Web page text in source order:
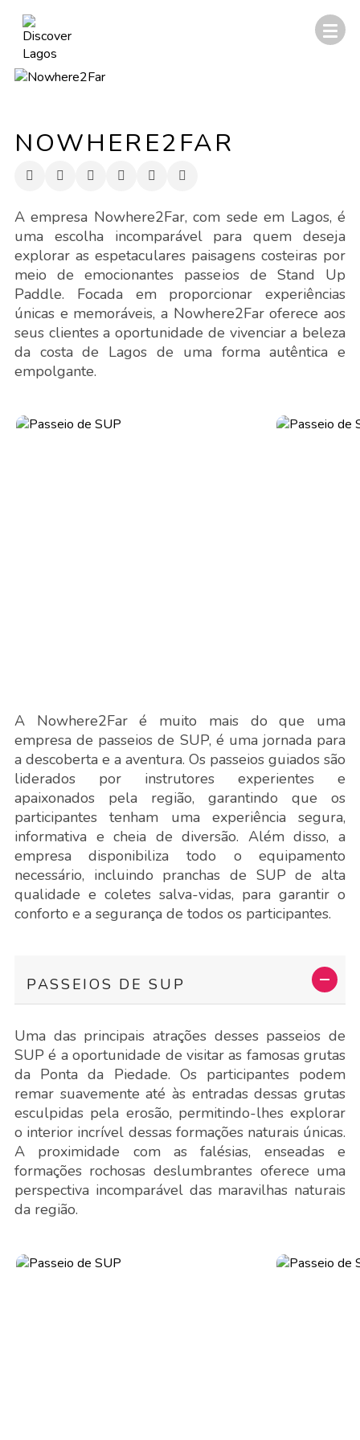
NOWHERE2FAR
A empresa Nowhere2Far, com sede em Lagos, é
uma escolha incomparável para quem deseja
explorar as espetaculares paisagens costeiras por
meio de emocionantes passeios de Stand Up
Paddle. Focada em proporcionar experiências
únicas e memoráveis, a Nowhere2Far oferece aos
seus clientes a oportunidade de vivenciar a beleza
da costa de Lagos de uma forma autêntica e
empolgante.
A Nowhere2Far é muito mais do que uma
empresa de passeios de SUP, é uma jornada para
a descoberta e a aventura. Os passeios guiados são
liderados por instrutores experientes e
apaixonados pela região, garantindo que os
participantes tenham uma experiência segura,
informativa e cheia de diversão. Além disso, a
empresa disponibiliza todo o equipamento
necessário, incluindo pranchas de SUP de alta
qualidade e coletes salva-vidas, para garantir o
conforto e a segurança de todos os participantes.
PASSEIOS DE SUP
Uma das principais atrações desses passeios de
SUP é a oportunidade de visitar as famosas grutas
da Ponta da Piedade. Os participantes podem
remar suavemente até às entradas dessas grutas
esculpidas pela erosão, permitindo-lhes explorar
o interior incrível dessas formações naturais únicas.
A proximidade com as falésias, enseadas e
formações rochosas deslumbrantes oferece uma
perspectiva incomparável das maravilhas naturais
da região.